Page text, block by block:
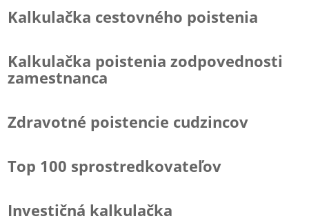
Kalkulačka cestovného poistenia
Kalkulačka poistenia zodpovednosti
zamestnanca
Zdravotné poistencie cudzincov
Top 100 sprostredkovateľov
Investičná kalkulačka